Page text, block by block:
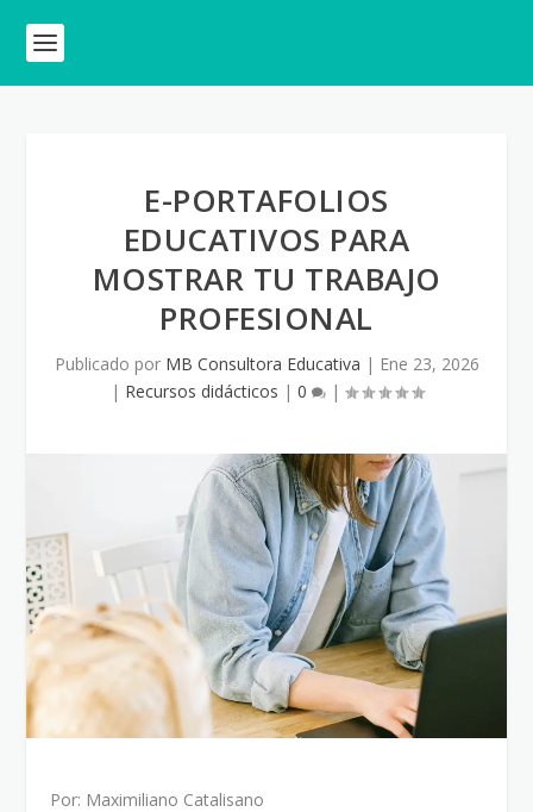
E-PORTAFOLIOS
EDUCATIVOS PARA
MOSTRAR TU TRABAJO
PROFESIONAL
Publicado por MB Consultora Educativa | Ene 23, 2026
| Recursos didácticos | 0 |
Por: Maximiliano Catalisano